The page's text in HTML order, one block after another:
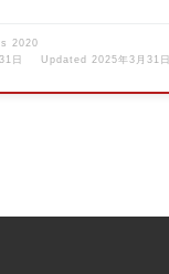
2020
日 Updated 2025年3月31日